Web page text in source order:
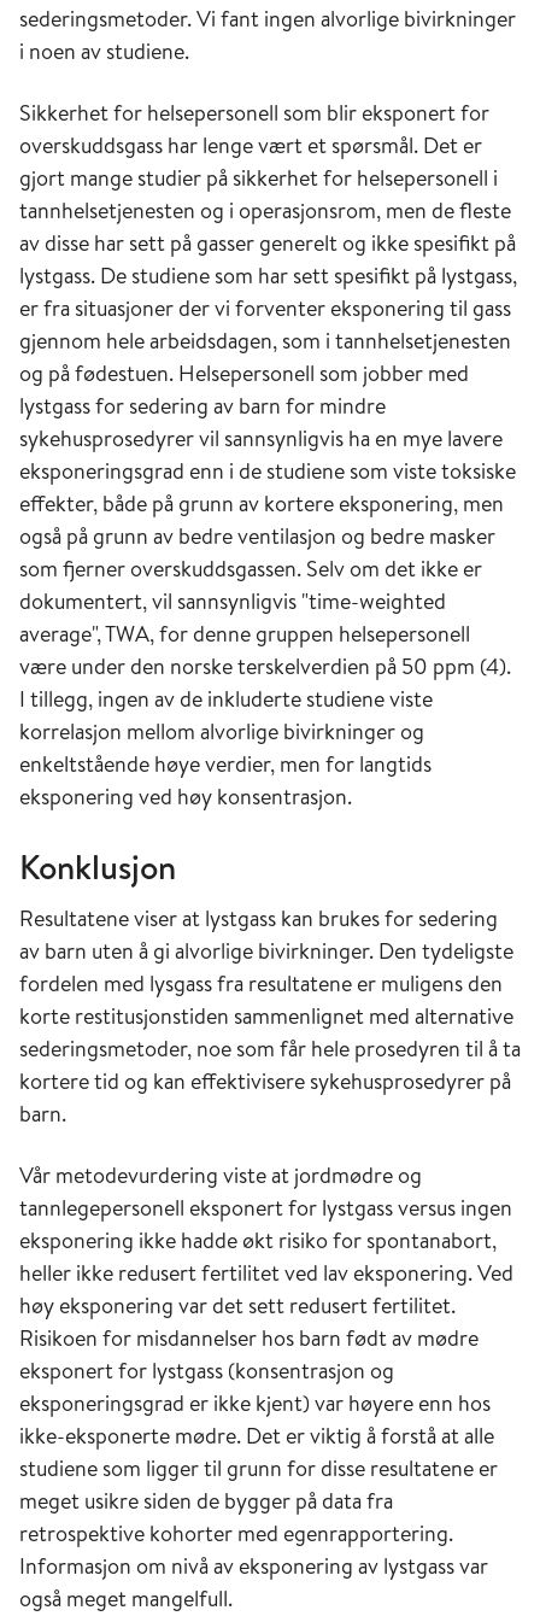
sederingsmetoder. Vi fant ingen alvorlige bivirkninger
i noen av studiene.
Sikkerhet for helsepersonell som blir eksponert for
overskuddsgass har lenge vært et spørsmål. Det er
gjort mange studier på sikkerhet for helsepersonell i
tannhelsetjenesten og i operasjonsrom, men de fleste
av disse har sett på gasser generelt og ikke spesifikt på
lystgass. De studiene som har sett spesifikt på lystgass,
er fra situasjoner der vi forventer eksponering til gass
gjennom hele arbeidsdagen, som i tannhelsetjenesten
og på fødestuen. Helsepersonell som jobber med
lystgass for sedering av barn for mindre
sykehusprosedyrer vil sannsynligvis ha en mye lavere
eksponeringsgrad enn i de studiene som viste toksiske
effekter, både på grunn av kortere eksponering, men
også på grunn av bedre ventilasjon og bedre masker
som fjerner overskuddsgassen. Selv om det ikke er
dokumentert, vil sannsynligvis "time-weighted
average", TWA, for denne gruppen helsepersonell
være under den norske terskelverdien på 50 ppm (4).
I tillegg, ingen av de inkluderte studiene viste
korrelasjon mellom alvorlige bivirkninger og
enkeltstående høye verdier, men for langtids
eksponering ved høy konsentrasjon.
Konklusjon
Resultatene viser at lystgass kan brukes for sedering
av barn uten å gi alvorlige bivirkninger. Den tydeligste
fordelen med lysgass fra resultatene er muligens den
korte restitusjonstiden sammenlignet med alternative
sederingsmetoder, noe som får hele prosedyren til å ta
kortere tid og kan effektivisere sykehusprosedyrer på
barn.
Vår metodevurdering viste at jordmødre og
tannlegepersonell eksponert for lystgass versus ingen
eksponering ikke hadde økt risiko for spontanabort,
heller ikke redusert fertilitet ved lav eksponering. Ved
høy eksponering var det sett redusert fertilitet.
Risikoen for misdannelser hos barn født av mødre
eksponert for lystgass (konsentrasjon og
eksponeringsgrad er ikke kjent) var høyere enn hos
ikke-eksponerte mødre. Det er viktig å forstå at alle
studiene som ligger til grunn for disse resultatene er
meget usikre siden de bygger på data fra
retrospektive kohorter med egenrapportering.
Informasjon om nivå av eksponering av lystgass var
også meget mangelfull.